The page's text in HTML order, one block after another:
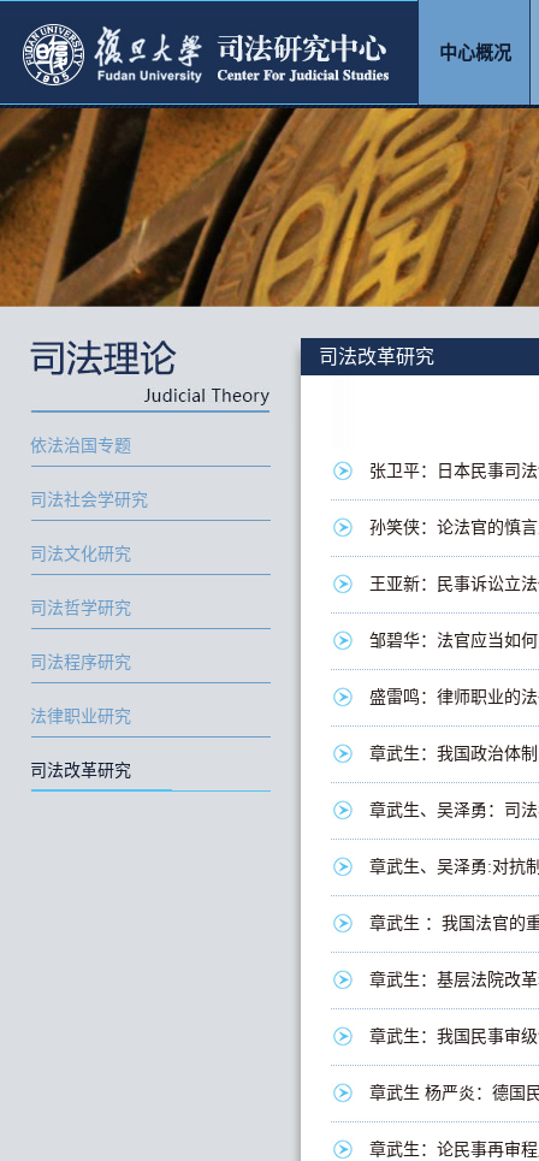
中心概况
依法治国专题
司法社会学研究
司法文化研究
司法哲学研究
司法程序研究
法律职业研究
司法改革研究
司法改革研究
张卫平：日本民事司
孙笑侠：论法官的慎
王亚新：民事诉讼立
邹碧华：法官应当如
盛雷鸣：律师职业的
章武生：我国政治体
章武生、吴泽勇：司
章武生、吴泽勇:对抗
章武生 ：我国法官的
章武生：基层法院改
章武生：我国民事审
章武生 杨严炎：德国
章武生：论民事再审